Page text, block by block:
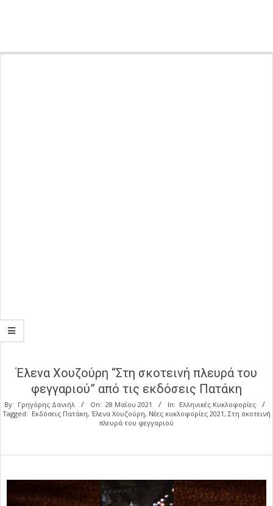
Έλενα Χουζούρη “Στη σκοτεινή πλευρά του
φεγγαριού” από τις εκδόσεις Πατάκη
By: Γρηγόρης Δανιήλ On: 28 Μαΐου 2021 In: Ελληνικές Κυκλοφορίες
Tagged: Εκδόσεις Πατάκη, Έλενα Χουζούρη, Νέες κυκλοφορίες 2021 , Στη σκοτεινή
πλευρά του φεγγαριού